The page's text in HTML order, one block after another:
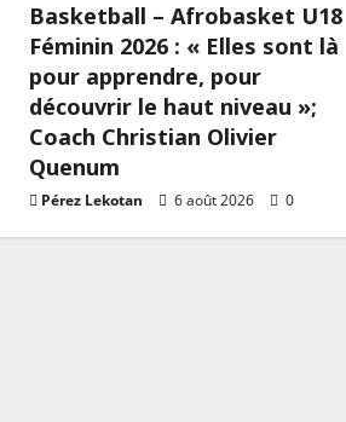
Basketball – Afrobasket U18
Féminin 2026 : « Elles sont là
pour apprendre, pour
découvrir le haut niveau »;
Coach Christian Olivier
Quenum
Pérez Lekotan 6 août 2026 0